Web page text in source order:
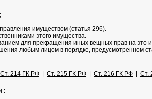
имуществом (статья 296).
этого имущества.
для прекращения иных вещных прав на это
любым лицом в порядке, предусмотренном
Ст. 214 ГК РФ Ст. 215 ГК РФ Ст. 216 ГК РФ Ст.
: